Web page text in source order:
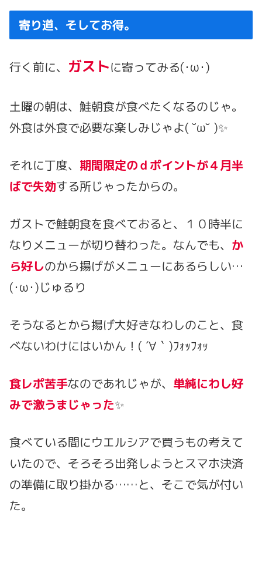
寄り道、そしてお得。
行く前に、 ガストに寄ってみる(･ω･)
土曜の朝は、鮭朝食が食べたくなるのじゃ。
外食は外食で必要な楽しみじゃよ( ˘ω˘ )✨
それに丁度、 期間限定のｄポイントが４月半
ばで失効する所じゃったからの。
ガストで鮭朝食を食べておると、１０時半に
なりメニューが切り替わった。なんでも、 か
ら好しのから揚げがメニューにあるらしい…
(･ω･)じゅるり
そうなるとから揚げ大好きなわしのこと、食
べないわけにはいかん！( ´∀｀)ﾌｫｯﾌｫｯ
食レポ苦手なのであれじゃが、 単純にわし好
みで激うまじゃった✨
食べている間にウエルシアで買うもの考えて
いたので、そろそろ出発しようとスマホ決済
の準備に取り掛かる……と、そこで気が付い
た。